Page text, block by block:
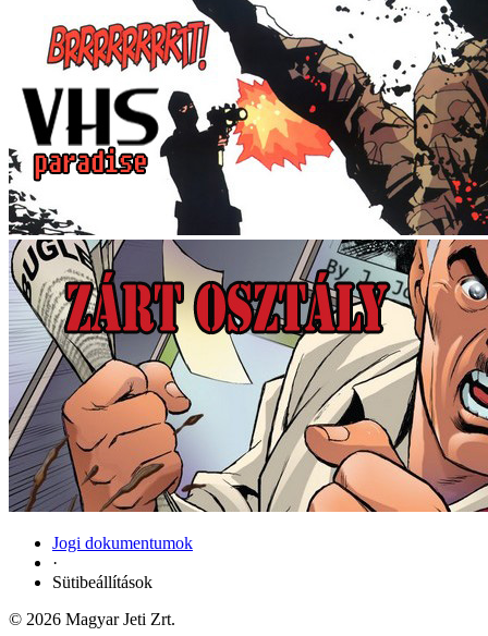
Jogi dokumentumok
·
Sütibeállítások
© 2026 Magyar Jeti Zrt.